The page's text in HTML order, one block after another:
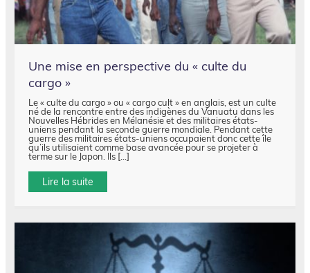
Une mise en perspective du « culte du
cargo »
Le « culte du cargo » ou « cargo cult » en anglais, est un culte
né de la rencontre entre des indigènes du Vanuatu dans les
Nouvelles Hébrides en Mélanésie et des militaires états-
uniens pendant la seconde guerre mondiale. Pendant cette
guerre des militaires états-uniens occupaient donc cette île
qu’ils utilisaient comme base avancée pour se projeter à
terme sur le Japon. Ils […]
Lire la suite